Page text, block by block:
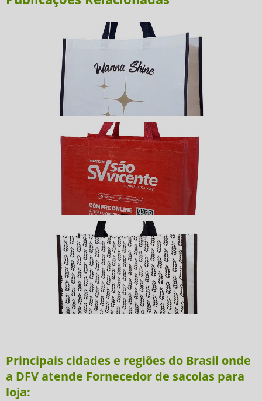
Principais cidades e regiões do Brasil onde
a DFV atende Fornecedor de sacolas para
loja: